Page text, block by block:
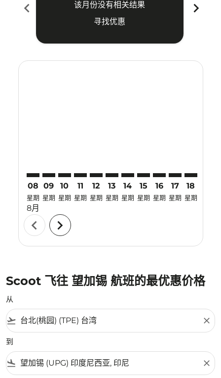
chevron_left
该月份没有相关结果
寻找优惠
chevron_right
08
星期
8月
09
星期
10
星期
11
星期
12
星期
13
星期
14
星期
15
星期
16
星期
17
星期
18
星期
chevron_left chevron_right
Scoot 飞往 望加锡 航班的最优惠价格
从
flight_takeoff close
到
flight_land close